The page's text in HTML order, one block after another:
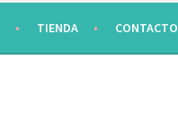
TIENDA CONTACTO